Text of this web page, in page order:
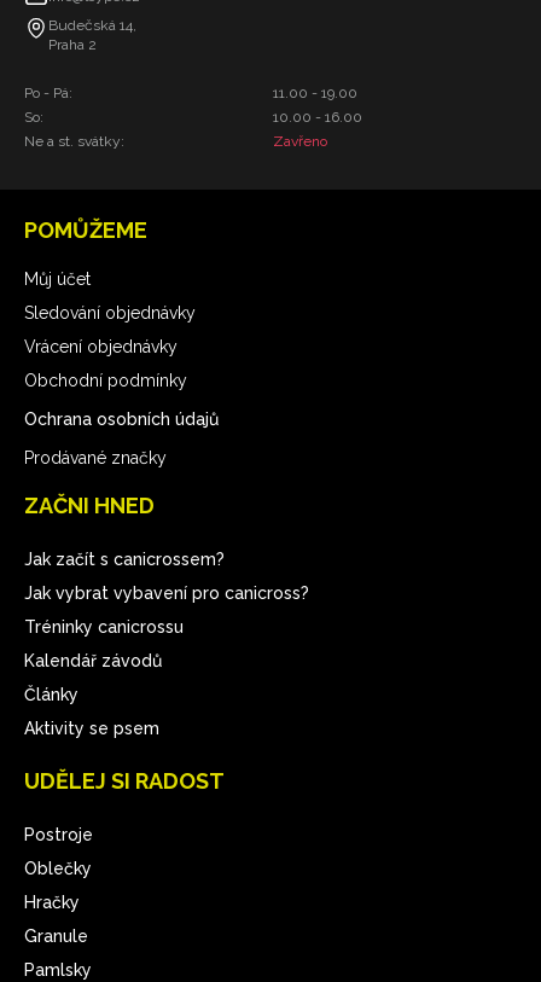
Budečská 14,
Praha 2
Po - Pá:
So:
Ne a st. svátky:
11.00 - 19.00
10.00 - 16.00
Zavřeno
POMŮŽEME
Můj účet
Sledování objednávky
Vrácení objednávky
Obchodní podmínky
Ochrana osobních údajů
Prodávané značky
ZAČNI HNED
Jak začít s canicrossem?
Jak vybrat vybavení pro canicross?
Tréninky canicrossu
Kalendář závodů
Články
Aktivity se psem
UDĚLEJ SI RADOST
Postroje
Oblečky
Hračky
Granule
Pamlsky